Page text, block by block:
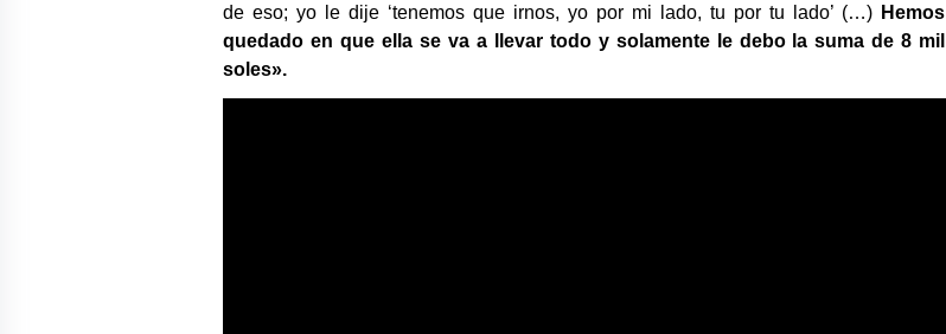
de eso; yo le dije ‘tenemos que irnos, yo por mi lado, tu por tu lado’ (…) Hemos
quedado en que ella se va a llevar todo y solamente le debo la suma de 8 mil
soles».